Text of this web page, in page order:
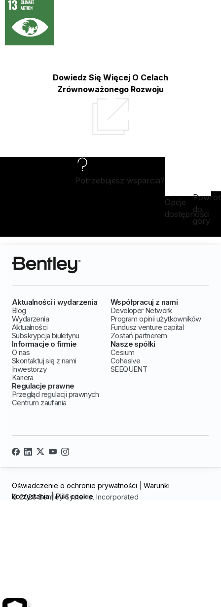
Dowiedz Się Więcej O Celach
Zrównoważonego Rozwoju
Potrzebujesz wsparcia?
Opcje
dostępności
Powrót
do
góry
Aktualności i wydarzenia
Blog
Wydarzenia
Aktualności
Subskrypcja biuletynu
Współpracuj z nami
Developer Network
Program opinii użytkowników
Fundusz venture capital
Zostań partnerem
Informacje o firmie
O nas
Skontaktuj się z nami
Inwestorzy
Kariera
Nasze spółki
Cesium
Cohesive
SEEQUENT
Regulacje prawne
Przegląd regulacji prawnych
Centrum zaufania
© 2026 Bentley Systems, Incorporated
Oświadczenie o ochronie prywatności
Warunki
korzystania|Pliki cookie